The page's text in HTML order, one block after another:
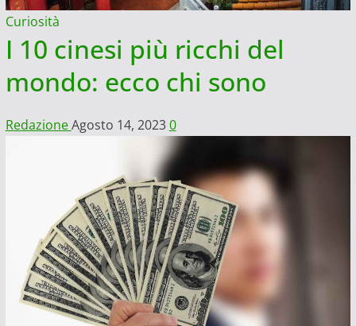
Curiosità
I 10 cinesi più ricchi del
mondo: ecco chi sono
RedazioneAgosto 14, 20230